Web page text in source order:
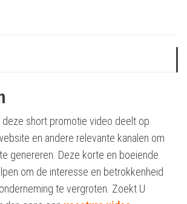
short promotie video deelt op
en andere relevante kanalen om
genereren. Deze korte en boeiende
om de interesse en betrokkenheid
te vergroten. Zoekt U